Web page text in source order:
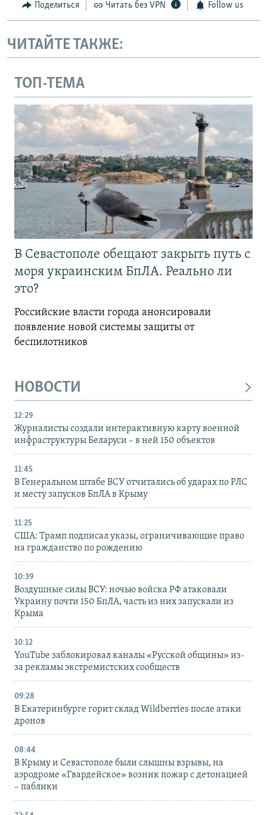
Поделиться Читать без VPN Follow us
ЧИТАЙТЕ ТАКЖЕ:
ТОП-ТЕМА
В Севастополе обещают закрыть путь с
моря украинским БпЛА. Реально ли
это?
Российские власти города анонсировали
появление новой системы защиты от
беспилотников
НОВОСТИ
12:29
Журналисты создали интерактивную карту военной
инфраструктуры Беларуси – в ней 150 объектов
11:45
В Генеральном штабе ВСУ отчитались об ударах по РЛС
и месту запусков БпЛА в Крыму
11:25
США: Трамп подписал указы, ограничивающие право
на гражданство по рождению
10:39
Воздушные силы ВСУ: ночью войска РФ атаковали
Украину почти 150 БпЛА, часть из них запускали из
Крыма
10:12
YouTube заблокировал каналы «Русской общины» из-
за рекламы экстремистских сообществ
09:28
В Екатеринбурге горит склад Wildberries после атаки
дронов
08:44
В Крыму и Севастополе были слышны взрывы, на
аэродроме «Гвардейское» возник пожар с детонацией
– паблики